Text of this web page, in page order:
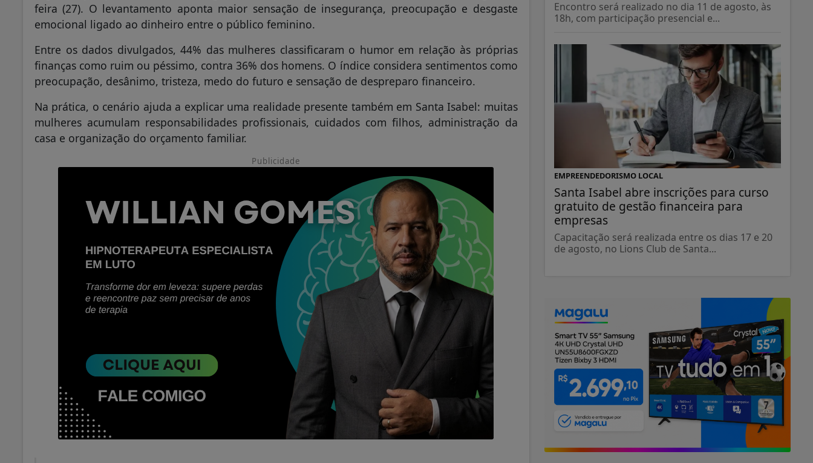
feira (27). O levantamento aponta maior sensação de insegurança, preocupação e desgaste
emocional ligado ao dinheiro entre o público feminino.
Entre os dados divulgados, 44% das mulheres classificaram o humor em relação às próprias
finanças como ruim ou péssimo, contra 36% dos homens. O índice considera sentimentos como
preocupação, desânimo, tristeza, medo do futuro e sensação de despreparo financeiro.
Na prática, o cenário ajuda a explicar uma realidade presente também em Santa Isabel: muitas
mulheres acumulam responsabilidades profissionais, cuidados com filhos, administração da
casa e organização do orçamento familiar.
Publicidade
Encontro será realizado no dia 11 de agosto, às
18h, com participação presencial e...
EMPREENDEDORISMO LOCAL
Santa Isabel abre inscrições para curso
gratuito de gestão financeira para
empresas
Capacitação será realizada entre os dias 17 e 20
de agosto, no Lions Club de Santa...